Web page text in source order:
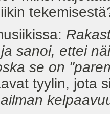
sanoi, ettei
se on
tyylin, jota